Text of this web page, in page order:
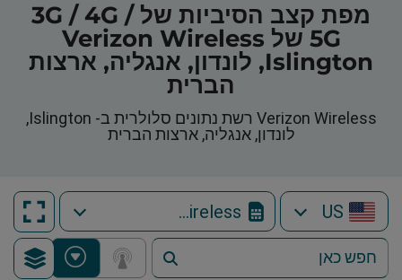
מפת קצב הסיביות של 3G / 4G /
5G של Verizon Wireless
Islington, לונדון, אנגליה, ארצות
הברית
Verizon Wireless רשת נתונים סלולרית ב- Islington,
לונדון, אנגליה, ארצות הברית
US
Verizon Wireless